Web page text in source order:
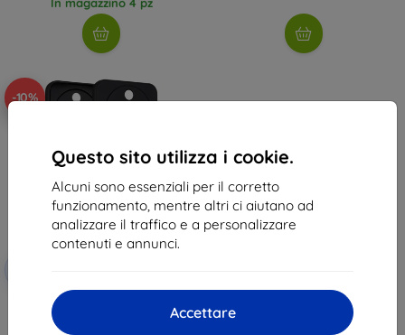
Questo sito utilizza i cookie.
Alcuni sono essenziali per il corretto
funzionamento, mentre altri ci aiutano ad
analizzare il traffico e a personalizzare
contenuti e annunci.
Accettare
-10%
Custodia in silicone Beline Honor
Magic 8 Lite, nera
9,89 €